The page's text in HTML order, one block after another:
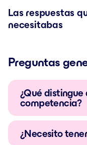
Las respuestas
necesitabas
Preguntas
¿Qué distingue
competencia?
¿Necesito